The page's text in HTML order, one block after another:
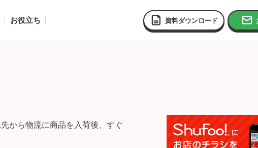
資料ダウンロード
お役立ち
から物流に商品を入荷後、すぐ